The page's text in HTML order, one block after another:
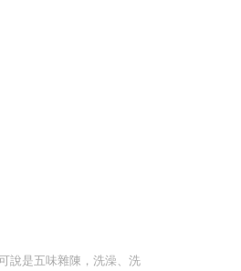
說是五味雜陳，洗澡、洗